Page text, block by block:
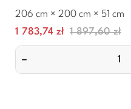
206 cm × 200 cm × 51 cm
Cena
1 783,74 zł Normalna
cena
1 897,60 zł
–